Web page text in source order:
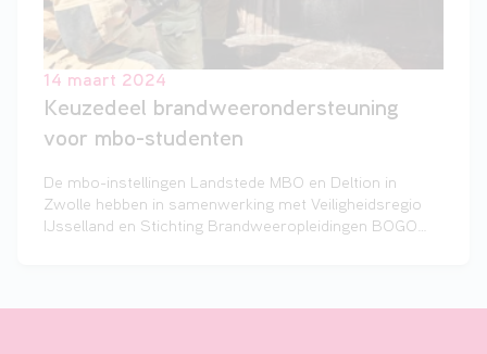
14 maart 2024
Keuzedeel brandweerondersteuning
voor mbo-studenten
De mbo-instellingen Landstede MBO en Deltion in
Zwolle hebben in samenwerking met Veiligheidsregio
IJsselland en Stichting Brandweeropleidingen BOGO